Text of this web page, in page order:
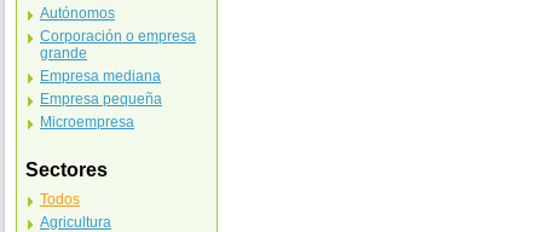
Autónomos
Corporación o empresa
grande
Empresa mediana
Empresa pequeña
Microempresa
Sectores
Todos
Agricultura